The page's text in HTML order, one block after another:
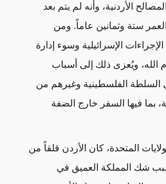
الأردنية، وأنه لم يتم بعد
ستة وثمانين عاماً. ومن
الإجراءات الإسرائيلية وسوء إدارة
الله، ويُعزى ذلك إلى أسباب
السلطة الفلسطينية وغيرهم من
، بما فيها السفر خارج الضفة
المتحدة، كان الأردن قلقاً من
شك المملكة العميق في